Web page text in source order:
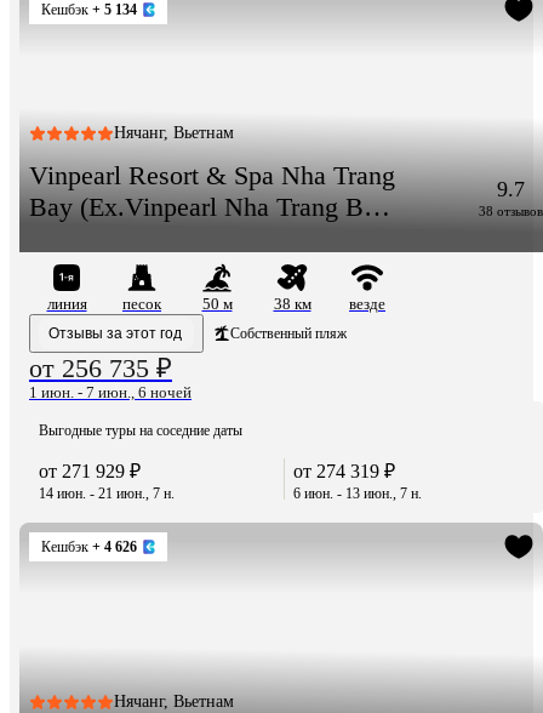
Кешбэк + 5 134
Нячанг, Вьетнам
Vinpearl Resort & Spa Nha Trang
Bay (Ex.Vinpearl Nha Trang Bay
9.7
38 отзывов
линия песок 50 м 38 км
везде
Отзывы за этот год
Собственный пляж
от 256 735 ₽
1 июн. - 7 июн., 6 ночей
Выгодные туры на соседние даты
от 271 929 ₽
14 июн. - 21 июн., 7 н.
от 274 319 ₽
6 июн. - 13 июн., 7 н.
Кешбэк + 4 626
Нячанг, Вьетнам